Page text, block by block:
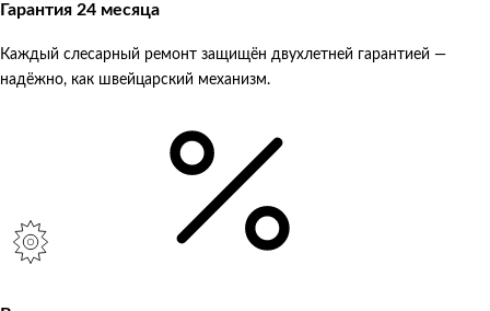
Гарантия 24 месяца
Каждый слесарный ремонт защищён двухлетней гарантией —
надёжно, как швейцарский механизм.